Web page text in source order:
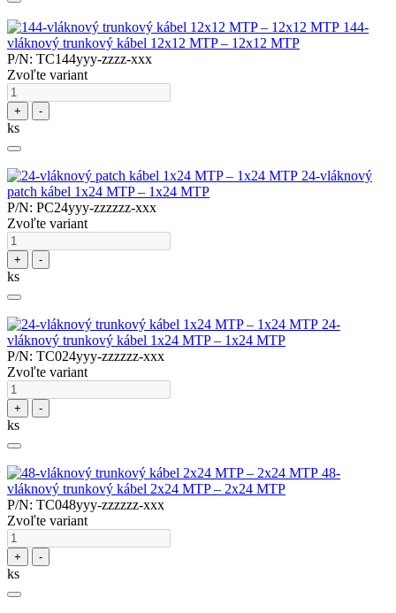
144-
vláknový trunkový kábel 12x12 MTP – 12x12 MTP
P/N: TC144yyy-zzzz-xxx
Zvoľte variant
+ -
ks
24-vláknový
patch kábel 1x24 MTP – 1x24 MTP
P/N: PC24yyy-zzzzzz-xxx
Zvoľte variant
+ -
ks
24-
vláknový trunkový kábel 1x24 MTP – 1x24 MTP
P/N: TC024yyy-zzzzzz-xxx
Zvoľte variant
+ -
ks
48-
vláknový trunkový kábel 2x24 MTP – 2x24 MTP
P/N: TC048yyy-zzzzzz-xxx
Zvoľte variant
+ -
ks